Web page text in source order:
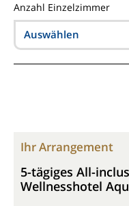
Anzahl Einzelzimmer
Auswählen
Ihr Arrangement
5-tägiges All-
Wellnesshotel